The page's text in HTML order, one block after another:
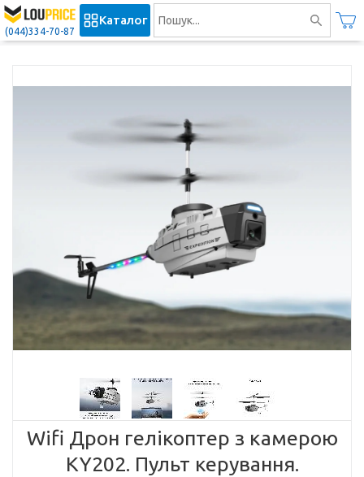
(044)334-70-87
Каталог
Wifi Дрон гелікоптер з камерою
KY202. Пульт керування.